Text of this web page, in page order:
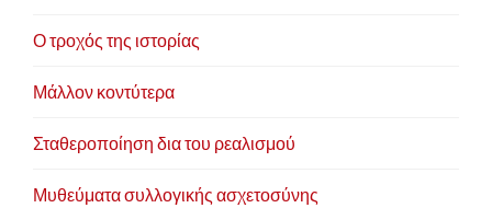
Ο τροχός της ιστορίας
Μάλλον κοντύτερα
Σταθεροποίηση δια του ρεαλισμού
Μυθεύματα συλλογικής ασχετοσύνης